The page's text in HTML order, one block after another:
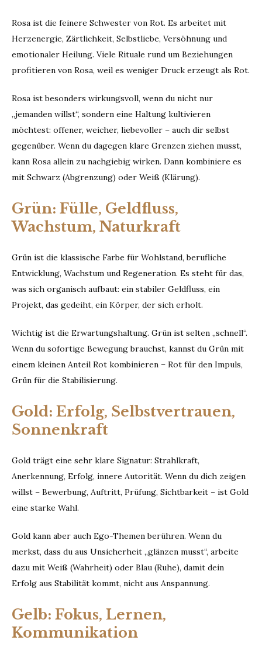
Rosa ist die feinere Schwester von Rot. Es arbeitet mit
Herzenergie, Zärtlichkeit, Selbstliebe, Versöhnung und
emotionaler Heilung. Viele Rituale rund um Beziehungen
profitieren von Rosa, weil es weniger Druck erzeugt als Rot.
Rosa ist besonders wirkungsvoll, wenn du nicht nur
„jemanden willst“, sondern eine Haltung kultivieren
möchtest: offener, weicher, liebevoller – auch dir selbst
gegenüber. Wenn du dagegen klare Grenzen ziehen musst,
kann Rosa allein zu nachgiebig wirken. Dann kombiniere es
mit Schwarz (Abgrenzung) oder Weiß (Klärung).
Grün: Fülle, Geldfluss,
Wachstum, Naturkraft
Grün ist die klassische Farbe für Wohlstand, berufliche
Entwicklung, Wachstum und Regeneration. Es steht für das,
was sich organisch aufbaut: ein stabiler Geldfluss, ein
Projekt, das gedeiht, ein Körper, der sich erholt.
Wichtig ist die Erwartungshaltung. Grün ist selten „schnell“.
Wenn du sofortige Bewegung brauchst, kannst du Grün mit
einem kleinen Anteil Rot kombinieren – Rot für den Impuls,
Grün für die Stabilisierung.
Gold: Erfolg, Selbstvertrauen,
Sonnenkraft
Gold trägt eine sehr klare Signatur: Strahlkraft,
Anerkennung, Erfolg, innere Autorität. Wenn du dich zeigen
willst – Bewerbung, Auftritt, Prüfung, Sichtbarkeit – ist Gold
eine starke Wahl.
Gold kann aber auch Ego-Themen berühren. Wenn du
merkst, dass du aus Unsicherheit „glänzen musst“, arbeite
dazu mit Weiß (Wahrheit) oder Blau (Ruhe), damit dein
Erfolg aus Stabilität kommt, nicht aus Anspannung.
Gelb: Fokus, Lernen,
Kommunikation